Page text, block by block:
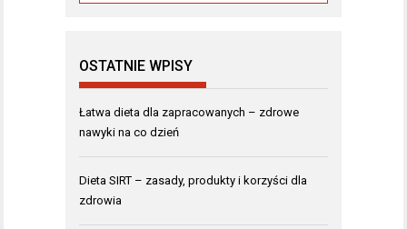
OSTATNIE WPISY
Łatwa dieta dla zapracowanych – zdrowe
nawyki na co dzień
Dieta SIRT – zasady, produkty i korzyści dla
zdrowia